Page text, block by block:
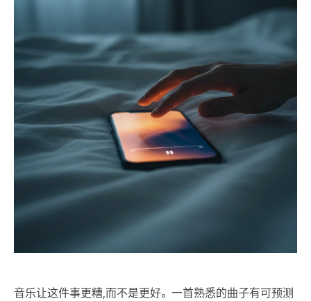
音乐让这件事更糟,而不是更好。一首熟悉的曲子有可预测